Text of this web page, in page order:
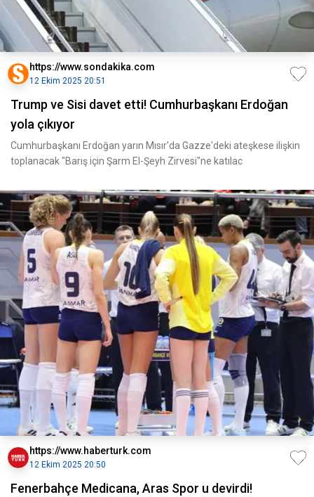
https://www.sondakika.com
12 Ekim 2025 20:51
Trump ve Sisi davet etti! Cumhurbaşkanı Erdoğan
yola çıkıyor
Cumhurbaşkanı Erdoğan yarın Mısır'da Gazze'deki ateşkese ilişkin
toplanacak "Barış için Şarm El-Şeyh Zirvesi"ne katılac
https://www.haberturk.com
12 Ekim 2025 20:50
Fenerbahçe Medicana, Aras Spor u devirdi!